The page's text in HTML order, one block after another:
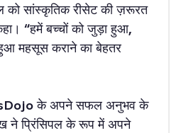
को सांस्कृतिक रीसेट की ज़रूरत
“हमें बच्चों को जुड़ा हुआ,
महसूस कराने का बेहतर
के अपने सफल अनुभव के
ने प्रिंसिपल के रूप में अपने